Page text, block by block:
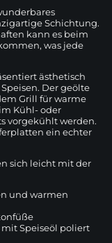
Schichtung.
kann es beim
was jede
ästhetisch
Der geölte
Grill für warme
Kühl- oder
vorgekühlt werden.
ein echter
sich leicht mit der
und warmen
Speiseöl poliert